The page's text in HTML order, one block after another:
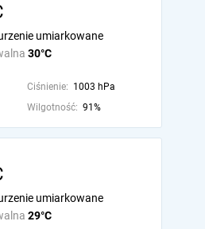
30°C
umiarkowane
Ciśnienie: 1003 hPa
Wilgotność: 91%
29°C
umiarkowane